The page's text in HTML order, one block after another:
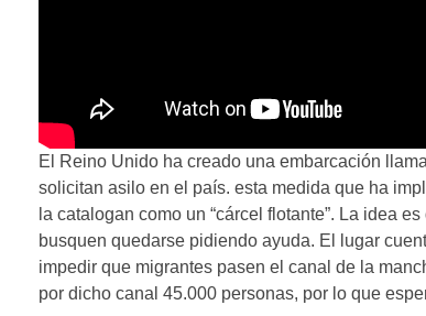
El Reino Unido ha creado una embarcación
solicitan asilo en el país. esta medida que ha
la catalogan como un “cárcel flotante”. La idea
busquen quedarse pidiendo ayuda. El lugar
impedir que migrantes pasen el canal de la
por dicho canal 45.000 personas, por lo que